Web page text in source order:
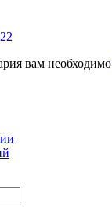
вам необходимо